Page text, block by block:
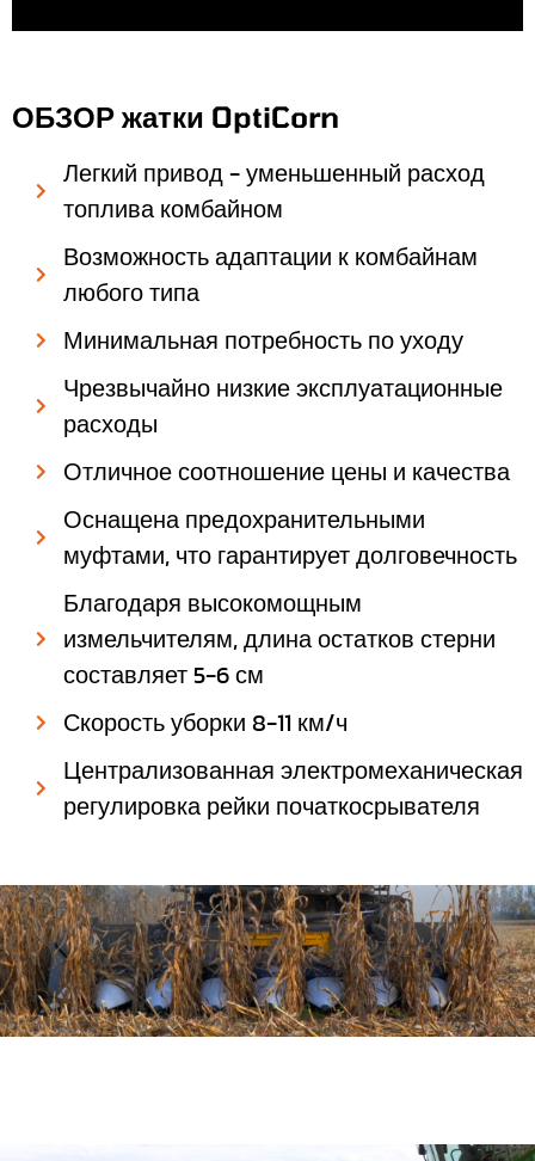
ОБЗОР жатки OptiCorn
Легкий привод - уменьшенный расход
топлива комбайном
Возможность адаптации к комбайнам
любого типа
Минимальная потребность по уходу
Чрезвычайно низкие эксплуатационные
расходы
Отличное соотношение цены и качества
Оснащена предохранительными
муфтами, что гарантирует долговечность
Благодаря высокомощным
измельчителям, длина остатков стерни
составляет 5-6 см
Скорость уборки 8-11 км/ч
Централизованная электромеханическая
регулировка рейки початкосрывателя